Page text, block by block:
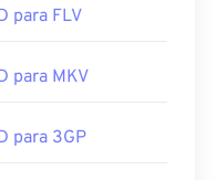
para FLV
para MKV
para 3GP